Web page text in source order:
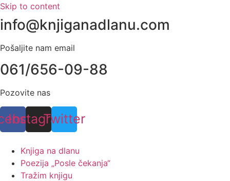
Skip to content
info@knjiganadlanu.com
Pošaljite nam email
061/656-09-88
Pozovite nas
Instagram
Twitter
Knjiga na dlanu
Poezija „Posle čekanja“
Tražim knjigu